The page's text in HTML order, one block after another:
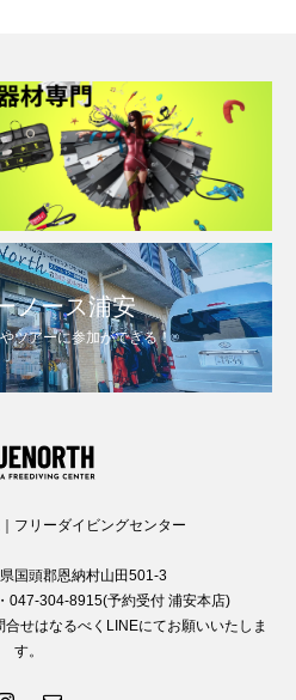
ノース浦安
ツアーに参加ができる！
フリーダイビングセンター
国頭郡恩納村山田501-3
047-304-8915(予約受付 浦安本店)
せはなるべくLINEにてお願いいたしま
す。